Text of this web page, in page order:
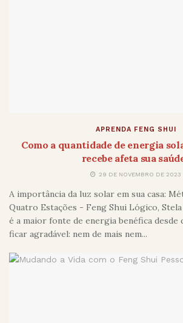
APRENDA FENG SHUI
Como a quantidade de energia
recebe afeta sua
29 DE NOVEMBRO DE 2023
A importância da luz solar em sua casa:
Quatro Estações - Feng Shui Lógico,
é a maior fonte de energia benéfica desde
ficar agradável: nem de mais nem...